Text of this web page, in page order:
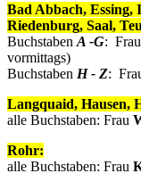
Bad Abbach, Essing,
Riedenburg, Saal,
Buchstaben A -G: Frau
vormittags)
Buchstaben H - Z:
Langquaid, Hausen,
alle Buchstaben: Frau
Rohr:
alle Buchstaben: Frau